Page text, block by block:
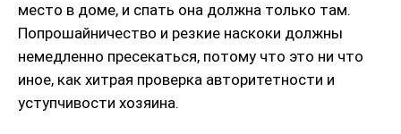
место в доме, и спать она должна только там.
Попрошайничество и резкие наскоки должны
немедленно пресекаться, потому что это ни что
иное, как хитрая проверка авторитетности и
уступчивости хозяина.